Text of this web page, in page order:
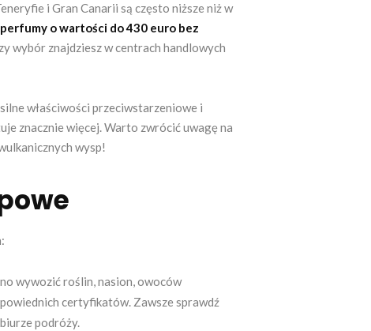
i Gran Canarii są często niższe niż w
o wartości do 430 euro bez
wybór znajdziesz w centrach handlowych
właściwości przeciwstarzeniowe i
znacznie więcej. Warto zwrócić uwagę na
wysp!
wywozić roślin, nasion, owoców
certyfikatów. Zawsze sprawdź
podróży.